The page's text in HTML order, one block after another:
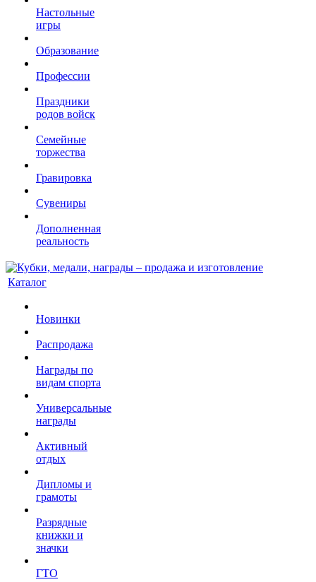
Настольные
игры
Образование
Профессии
Праздники
родов войск
Семейные
торжества
Гравировка
Сувениры
Дополненная
реальность
Каталог
Новинки
Распродажа
Награды по
видам спорта
Универсальные
награды
Активный
отдых
Дипломы и
грамоты
Разрядные
книжки и
значки
ГТО